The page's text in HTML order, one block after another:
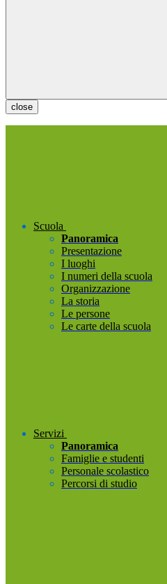
close
Scuola
Panoramica
Presentazione
I luoghi
I numeri della scuola
Organizzazione
La storia
Le persone
Le carte della scuola
Servizi
Panoramica
Famiglie e studenti
Personale scolastico
Percorsi di studio